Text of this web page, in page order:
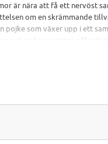
är nära att få ett nervöst
om en skrämmande
pojke som växer upp i ett
och sedan avrättas
mor bränner upp alla deras
och lögner. Hur ska han
- en värld som inte så